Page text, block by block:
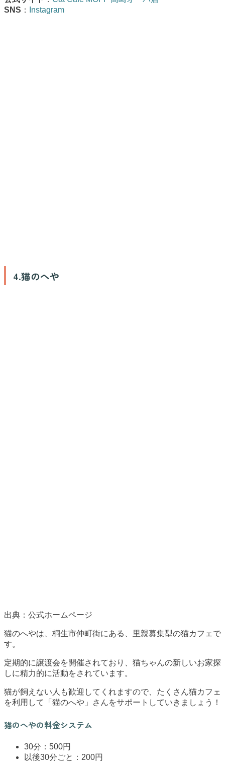
SNS ： Instagram
4.猫のへや
出典：公式ホームページ
猫のへやは、桐生市仲町街にある、里親募集型の猫カフェで
す。
定期的に譲渡会を開催されており、猫ちゃんの新しいお家探
しに精力的に活動をされています。
猫が飼えない人も歓迎してくれますので、たくさん猫カフェ
を利用して「猫のへや」さんをサポートしていきましょう！
猫のへやの料金システム
30分：500円
以後30分ごと：200円